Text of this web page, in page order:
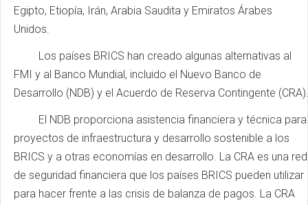
Egipto, Etiopía, Irán, Arabia Saudita y Emiratos Árabes
Unidos.
Los países BRICS han creado algunas alternativas al
FMI y al Banco Mundial, incluido el Nuevo Banco de
Desarrollo (NDB) y el Acuerdo de Reserva Contingente (CRA).
El NDB proporciona asistencia financiera y técnica para
proyectos de infraestructura y desarrollo sostenible a los
BRICS y a otras economías en desarrollo. La CRA es una red
de seguridad financiera que los países BRICS pueden utilizar
para hacer frente a las crisis de balanza de pagos. La CRA